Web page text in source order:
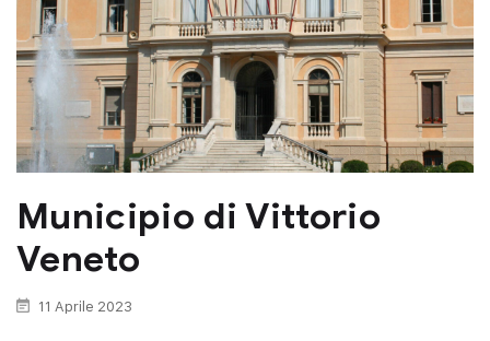
Municipio di Vittorio
Veneto
11 Aprile 2023